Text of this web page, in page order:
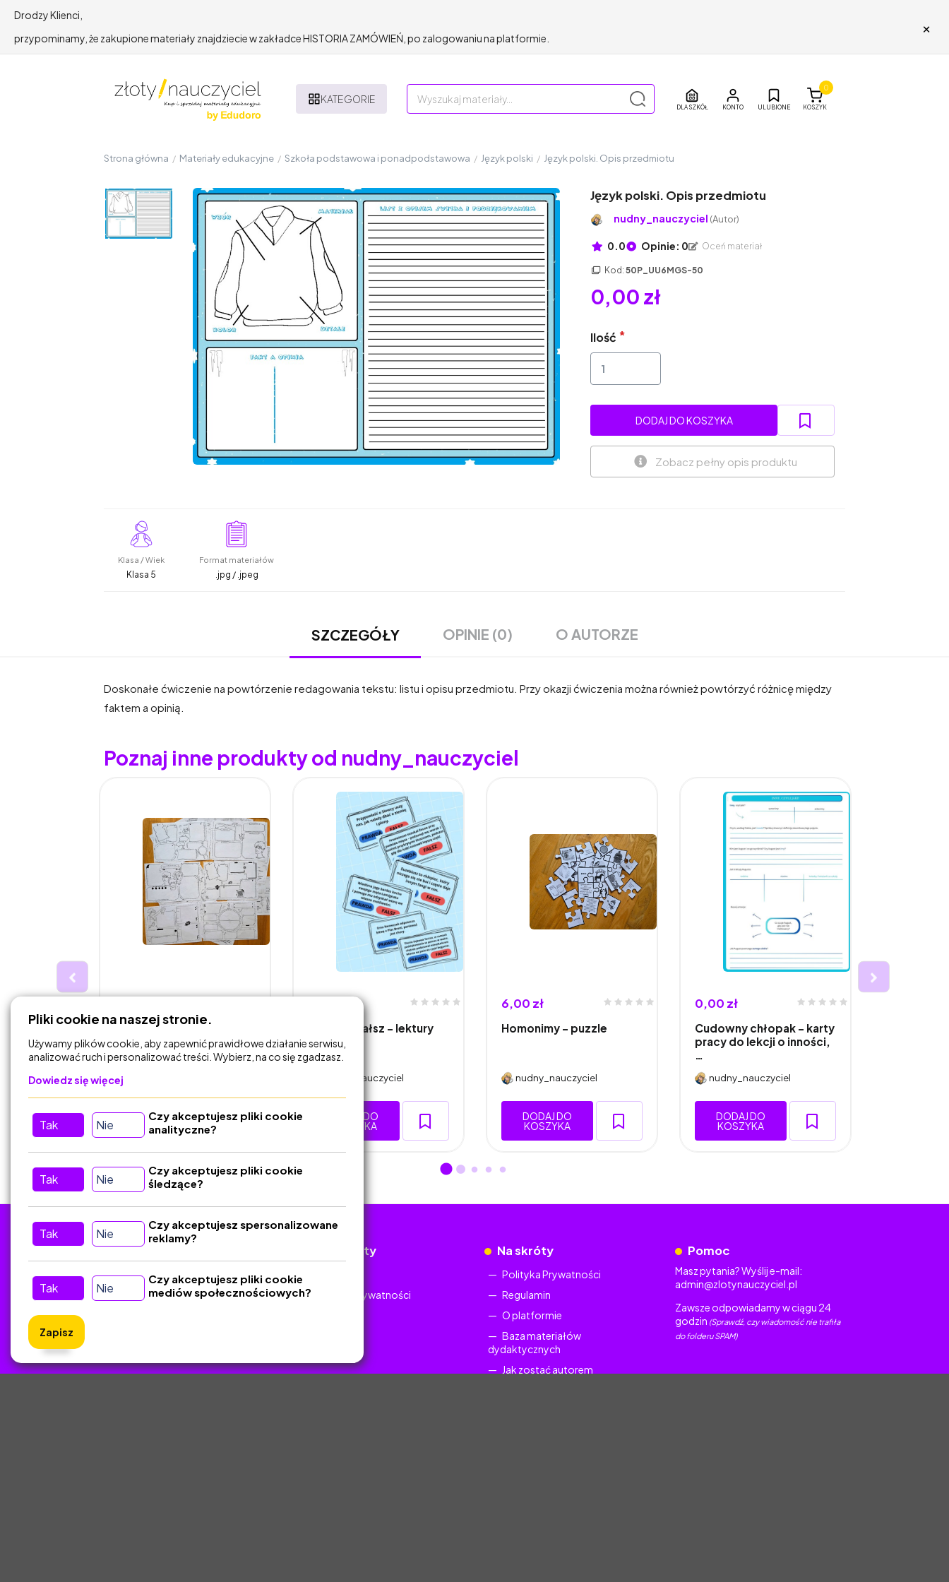
Drodzy Klienci,
przypominamy, że zakupione materiały znajdziecie w zakładce HISTORIA ZAMÓWIEŃ, po zalogowaniu na platformie.
×
KATEGORIE
DLA SZKÓŁ ULUBIONE KOSZYK
0
Strona główna / Materiały edukacyjne / Szkoła podstawowa i ponadpodstawowa / Język polski / Język polski. Opis przedmiotu
Język polski. Opis przedmiotu
nudny_nauczyciel (Autor)
0.0 Opinie: 0 Oceń materiał
Kod:50P_UU6MGS-50
0,00 zł
Ilość
DODAJ DO KOSZYKA
Zobacz pełny opis produktu
Klasa / Wiek
Klasa 5
Format materiałów
.jpg / .jpeg
SZCZEGÓŁY OPINIE (0) O AUTORZE
Doskonałe ćwiczenie na powtórzenie redagowania tekstu: listu i opisu przedmiotu. Przy okazji ćwiczenia można również powtórzyć różnicę między
faktem a opinią.
Poznaj inne produkty od nudny_nauczyciel
Karty pracy i gra "Ja mam,
kto ma" do lektury Perc…
DODAJ DO
KOSZYKA
Prawda/ fałsz - lektury
4-6
nudny_nauczyciel
DODAJ DO
KOSZYKA
6,00 zł
Homonimy - puzzle
nudny_nauczyciel
DODAJ DO
KOSZYKA
0,00 zł
Cudowny chłopak - karty
pracy do lekcji o inności,
…
nudny_nauczyciel
DODAJ DO
KOSZYKA
Tu nas znajdziesz
Kontakt
Śledź nas w Social Media
Dokumenty
Polityka Prywatności
Na skróty
Polityka Prywatności
Regulamin
O platformie
Baza materiałów
dydaktycznych
Jak zostać autorem
Pomoc
Masz pytania? Wyślij e-mail:
admin@zlotynauczyciel.pl
Zawsze odpowiadamy w ciągu 24
godzin (Sprawdź, czy wiadomość nie trafiła
do folderu SPAM)
Pliki cookie na naszej stronie.
Używamy plików cookie, aby zapewnić prawidłowe działanie serwisu,
analizować ruch i personalizować treści. Wybierz, na co się zgadzasz.
Dowiedz się więcej
Tak Nie
Czy akceptujesz pliki cookie
analityczne?
Tak Nie
Czy akceptujesz pliki cookie
śledzące?
Tak Nie
Czy akceptujesz spersonalizowane
reklamy?
Tak Nie
Czy akceptujesz pliki cookie
mediów społecznościowych?
Zapisz